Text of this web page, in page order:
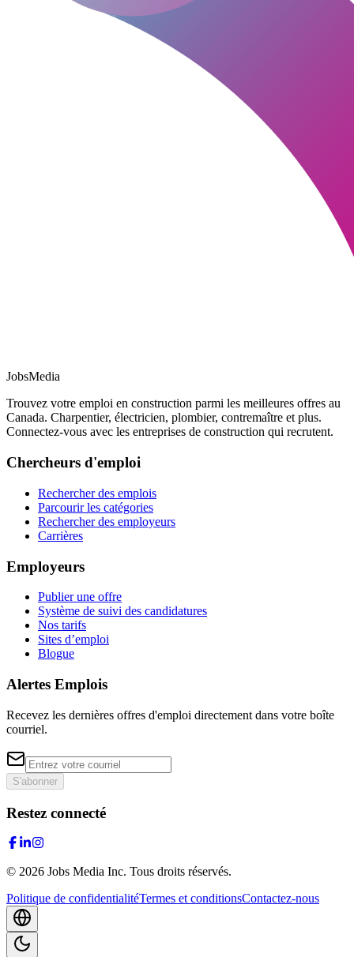
JobsMedia
Trouvez votre emploi en construction parmi les meilleures offres au
Canada. Charpentier, électricien, plombier, contremaître et plus.
Connectez-vous avec les entreprises de construction qui recrutent.
Chercheurs d'emploi
Rechercher des emplois
Parcourir les catégories
Rechercher des employeurs
Carrières
Employeurs
Publier une offre
Système de suivi des candidatures
Nos tarifs
Sites d’emploi
Blogue
Alertes Emplois
Recevez les dernières offres d'emploi directement dans votre boîte
courriel.
S'abonner
Restez connecté
© 2026 Jobs Media Inc. Tous droits réservés.
Politique de confidentialitéTermes et conditionsContactez-nous